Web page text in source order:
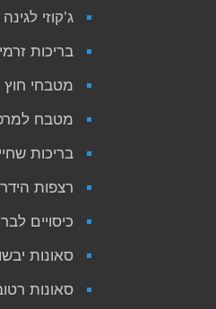
ג’קוזי לגינה
בריכות
מטבחי חוץ
מטבח
בריכות
רצפות
כיסויים
סאונות
סאונות